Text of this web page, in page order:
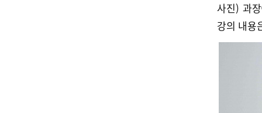
사진) 과
강의 내용